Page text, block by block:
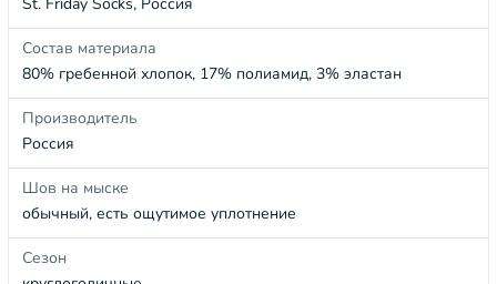
Состав материала
80% гребенной хлопок, 17% полиамид, 3% эластан
Производитель
Россия
Шов на мыске
обычный, есть ощутимое уплотнение
Сезон